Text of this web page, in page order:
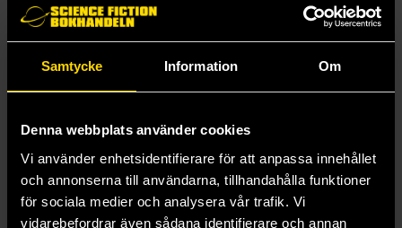
Samtycke Information Om
Denna webbplats använder cookies
Vi använder enhetsidentifierare för att anpassa innehållet
och annonserna till användarna, tillhandahålla funktioner
för sociala medier och analysera vår trafik. Vi
vidarebefordrar även sådana identifierare och annan